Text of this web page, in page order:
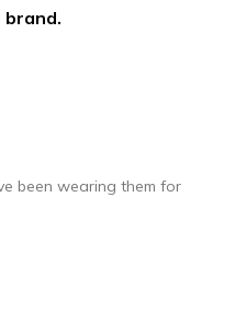
brand.
been wearing them for